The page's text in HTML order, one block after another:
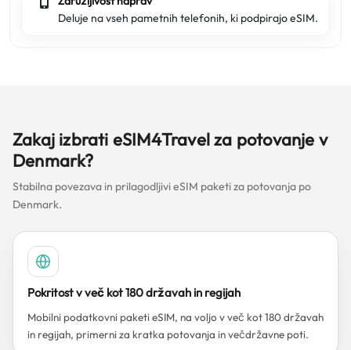
Deluje na vseh pametnih telefonih, ki podpirajo eSIM.
Zakaj izbrati eSIM4Travel za potovanje v
Denmark?
Stabilna povezava in prilagodljivi eSIM paketi za potovanja po
Denmark.
Pokritost v več kot 180 državah in regijah
Mobilni podatkovni paketi eSIM, na voljo v več kot 180 državah
in regijah, primerni za kratka potovanja in večdržavne poti.